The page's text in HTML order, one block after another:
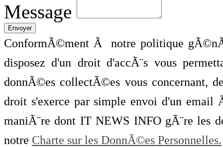
Message
ConformÃ©ment Ã notre politique
disposez d'un droit d'accÃ¨s vous
donnÃ©es collectÃ©es vous concernant,
droit s'exerce par simple envoi d'un
maniÃ¨re dont IT NEWS INFO gÃ¨re les
notre Charte sur les DonnÃ©es Personnelles.